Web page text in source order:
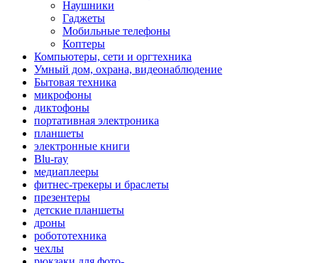
Наушники
Гаджеты
Мобильные телефоны
Коптеры
Компьютеры, сети и оргтехника
Умный дом, охрана, видеонаблюдение
Бытовая техника
микрофоны
диктофоны
портативная электроника
планшеты
электронные книги
Blu-ray
медиаплееры
фитнес-трекеры и браслеты
презентеры
детские планшеты
дроны
робототехника
чехлы